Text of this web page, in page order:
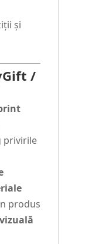
și
/
privirile
produs